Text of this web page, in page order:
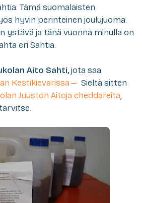
Tämä suomalaisten
hyvin perinteinen joulujuoma.
ystävä ja tänä vuonna minulla on
eri Sahtia.
Aito Sahti,jota saa
Kestikievarissa.— Sieltä sitten
Juuston Aitoja cheddareita,